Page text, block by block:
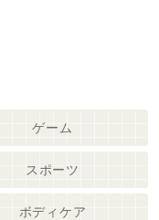
ゲーム
スポーツ
ボディケア